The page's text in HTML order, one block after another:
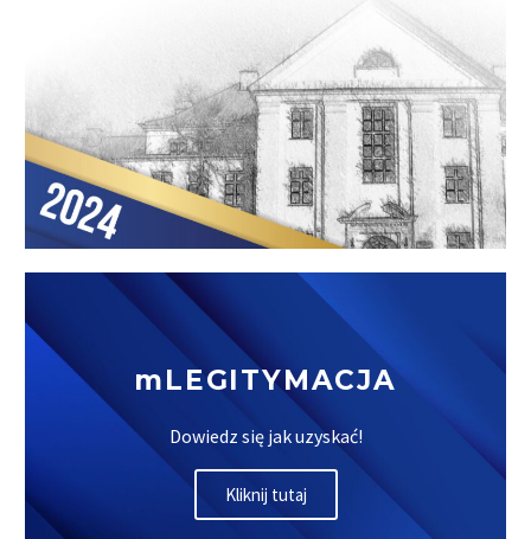
mLEGITYMACJA
Dowiedz się jak uzyskać!
Kliknij tutaj